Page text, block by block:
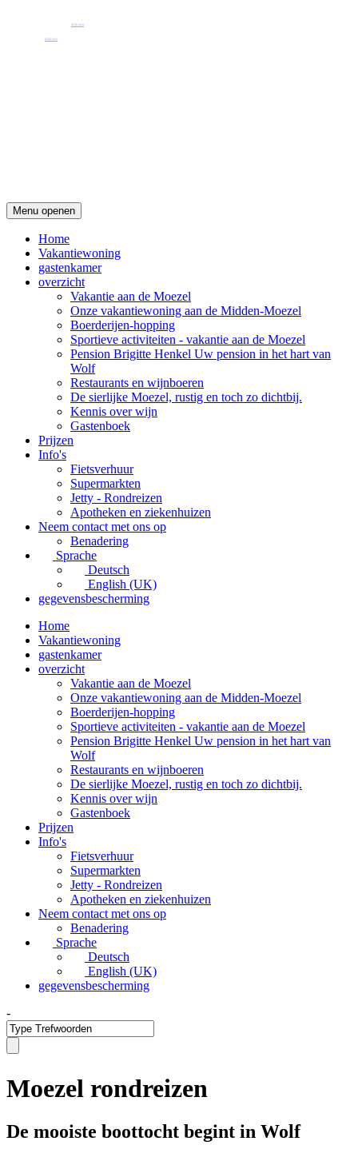
(Klik hier)
(Klik hier)
Menu openen
Home
Vakantiewoning
gastenkamer
overzicht
Vakantie aan de Moezel
Onze vakantiewoning aan de Midden-Moezel
Boerderijen-hopping
Sportieve activiteiten - vakantie aan de Moezel
Pension Brigitte Henkel Uw pension in het hart van
Wolf
Restaurants en wijnboeren
De sierlijke Moezel, rustig en toch zo dichtbij.
Kennis over wijn
Gastenboek
Prijzen
Info's
Fietsverhuur
Supermarkten
Jetty - Rondreizen
Apotheken en ziekenhuizen
Neem contact met ons op
Benadering
Sprache
Deutsch
English (UK)
gegevensbescherming
Home
Vakantiewoning
gastenkamer
overzicht
Vakantie aan de Moezel
Onze vakantiewoning aan de Midden-Moezel
Boerderijen-hopping
Sportieve activiteiten - vakantie aan de Moezel
Pension Brigitte Henkel Uw pension in het hart van
Wolf
Restaurants en wijnboeren
De sierlijke Moezel, rustig en toch zo dichtbij.
Kennis over wijn
Gastenboek
Prijzen
Info's
Fietsverhuur
Supermarkten
Jetty - Rondreizen
Apotheken en ziekenhuizen
Neem contact met ons op
Benadering
Sprache
Deutsch
English (UK)
gegevensbescherming
-
Moezel rondreizen
De mooiste boottocht begint in Wolf